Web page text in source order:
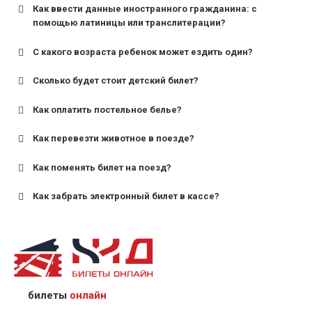
Как ввести данные иностранного гражданина: с
помощью латиницы или транслитерации?
С какого возраста ребенок может ездить один?
для поездов дальнего следования — от 10 лет и
для пригородных поездов — от 7 лет.
Сколько будет стоит детский билет?
Как оплатить постельное белье?
Как перевезти животное в поезде?
Как поменять билет на поезд?
Как забрать электронный билет в кассе?
назвав кассиру 14-значный номер заказа;
предъявив удостоверение личности пассажира, на
кого оформлен билет.
билеты онлайн